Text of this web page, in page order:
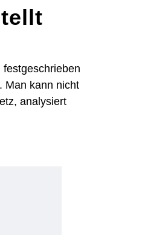
Man kann nicht
analysiert